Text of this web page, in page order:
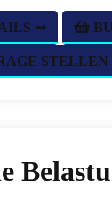
➞
STELLEN